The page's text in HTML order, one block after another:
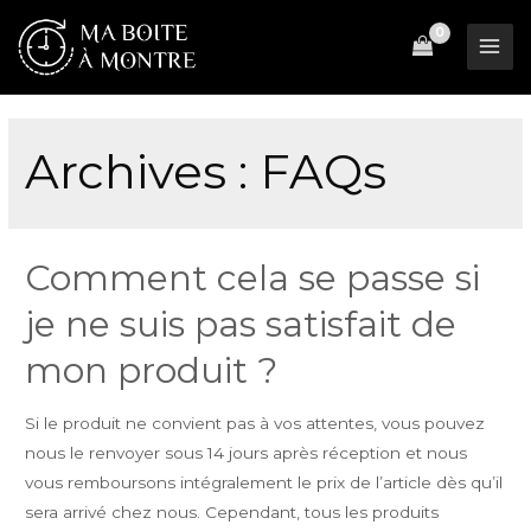
au
contenu
Archives : FAQs
Comment cela se passe si
je ne suis pas satisfait de
mon produit ?
Si le produit ne convient pas à vos attentes, vous pouvez
nous le renvoyer sous 14 jours après réception et nous
vous remboursons intégralement le prix de l’article dès qu’il
sera arrivé chez nous. Cependant, tous les produits